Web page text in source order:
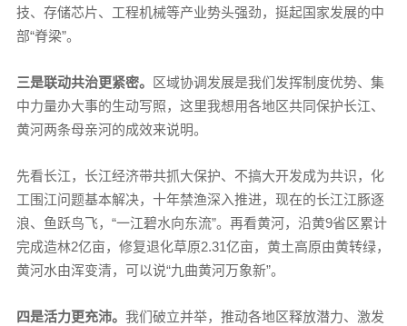
技、存储芯片、工程机械等产业势头强劲，挺起国家发展的中
部“脊梁”。
三是联动共治更紧密。
区域协调发展是我们发挥制度优势、集
中力量办大事的生动写照，这里我想用各地区共同保护长江、
黄河两条母亲河的成效来说明。
先看长江，长江经济带共抓大保护、不搞大开发成为共识，化
工围江问题基本解决，十年禁渔深入推进，现在的长江江豚逐
浪、鱼跃鸟飞，“一江碧水向东流”。再看黄河，沿黄9省区累计
完成造林2亿亩，修复退化草原2.31亿亩，黄土高原由黄转绿，
黄河水由浑变清，可以说“九曲黄河万象新”。
四是活力更充沛。 我们破立并举，推动各地区释放潜力、激发